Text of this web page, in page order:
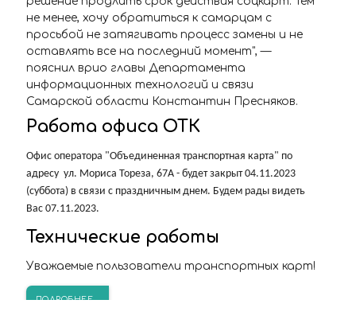
не менее, хочу обратиться к самарцам с
просьбой не затягивать процесс замены и не
оставлять все на последний момент", —
пояснил врио главы Департамента
информационных технологий и связи
Самарской области Константин Пресняков.
Работа офиса ОТК
Офис оператора "Объединенная транспортная карта" по
адресу ул. Мориса Тореза, 67А - будет закрыт 04.11.2023
(суббота) в связи с праздничным днем. Будем рады видеть
Вас 07.11.2023.
Технические работы
Уважаемые пользователи транспортных карт!
ПОДРОБНЕЕ...